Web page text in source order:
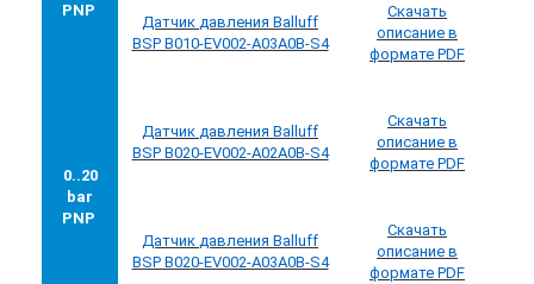
PNP
Датчик давления Balluff
BSP B010-EV002-A03A0B-S4
Скачать
описание в
формате PDF
0..20
bar
PNP
Датчик давления Balluff
BSP B020-EV002-A02A0B-S4
Скачать
описание в
формате PDF
Датчик давления Balluff
BSP B020-EV002-A03A0B-S4
Скачать
описание в
формате PDF